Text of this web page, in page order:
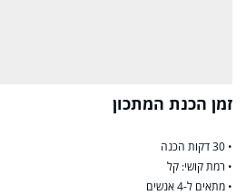
זמן הכנת המתכון
• 30 דקות הכנה
• רמת קושי: קל
• מתאים ל-4 אנשים